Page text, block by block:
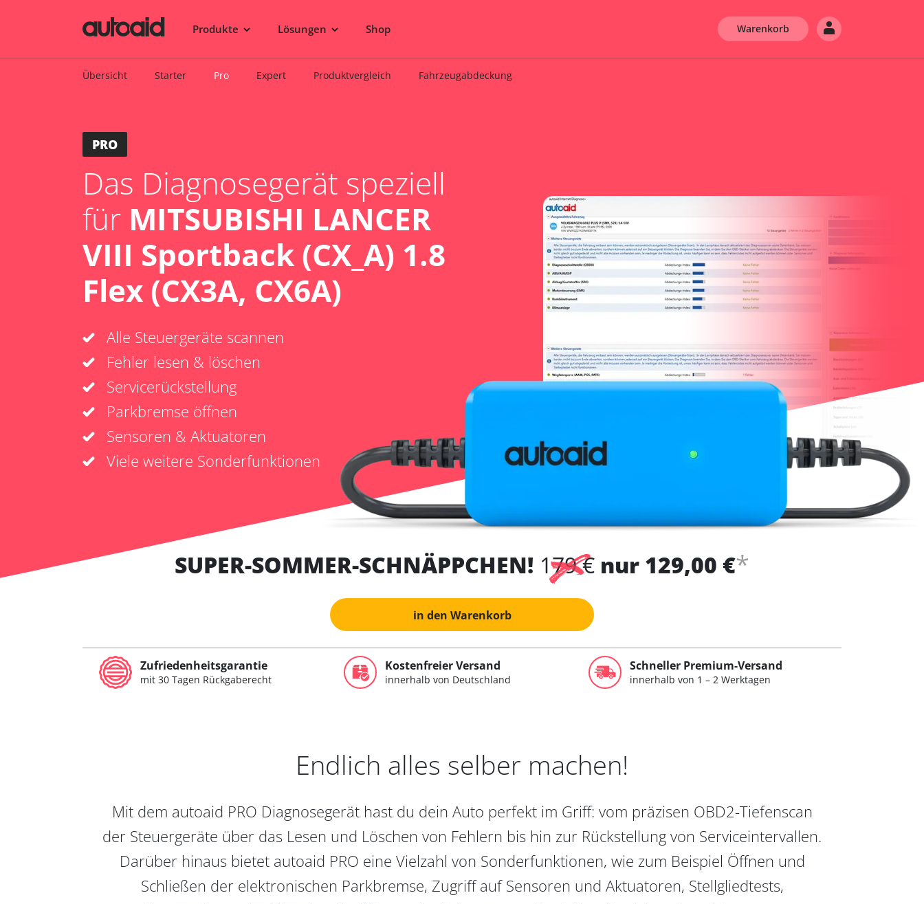
Produkte Lösungen Shop Warenkorb
Übersicht Starter Pro Expert Produktvergleich Fahrzeugabdeckung
PRO
Das Diagnosegerät speziell
für MITSUBISHI LANCER
VIII Sportback (CX_A) 1.8
Flex (CX3A, CX6A)
Alle Steuergeräte scannen
Fehler lesen & löschen
Servicerückstellung
Parkbremse öffnen
Sensoren & Aktuatoren
Viele weitere Sonderfunktionen
SUPER-SOMMER-SCHNÄPPCHEN! 179 € nur 129,00 €*
in den Warenkorb
Zufriedenheitsgarantie
mit 30 Tagen Rückgaberecht
Kostenfreier Versand
innerhalb von Deutschland
Schneller Premium-Versand
innerhalb von 1 – 2 Werktagen
Endlich alles selber machen!
Mit dem autoaid PRO Diagnosegerät hast du dein Auto perfekt im Griff: vom präzisen OBD2-Tiefenscan
der Steuergeräte über das Lesen und Löschen von Fehlern bis hin zur Rückstellung von Serviceintervallen.
Darüber hinaus bietet autoaid PRO eine Vielzahl von Sonderfunktionen, wie zum Beispiel Öffnen und
Schließen der elektronischen Parkbremse, Zugriff auf Sensoren und Aktuatoren, Stellgliedtests,